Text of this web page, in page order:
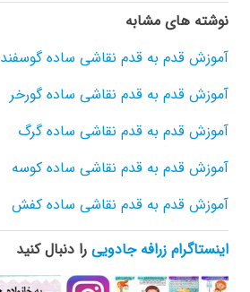
نوشته های مشابه
آموزش قدم به قدم نقاشی ساده گوسفند
آموزش قدم به قدم نقاشی ساده گورخر
آموزش قدم به قدم نقاشی ساده گرگ
آموزش قدم به قدم نقاشی ساده کوسه
آموزش قدم به قدم نقاشی ساده کفش
اینستاگرام زرافه جادویی را دنبال کنید